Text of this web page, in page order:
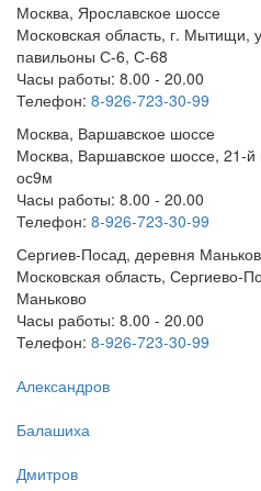
Москва, Ярославское шоссе
Московская область, г. Мытищи,
павильоны С-6, С-68
Часы работы: 8.00 - 20.00
Телефон: 8-926-723-30-99
Москва, Варшавское шоссе
Москва, Варшавское шоссе, 21-й
ос9м
Часы работы: 8.00 - 20.00
Телефон: 8-926-723-30-99
Сергиев-Посад, деревня
Московская область, Сергиево-
Маньково
Часы работы: 8.00 - 20.00
Телефон: 8-926-723-30-99
Александров
Балашиха
Дмитров